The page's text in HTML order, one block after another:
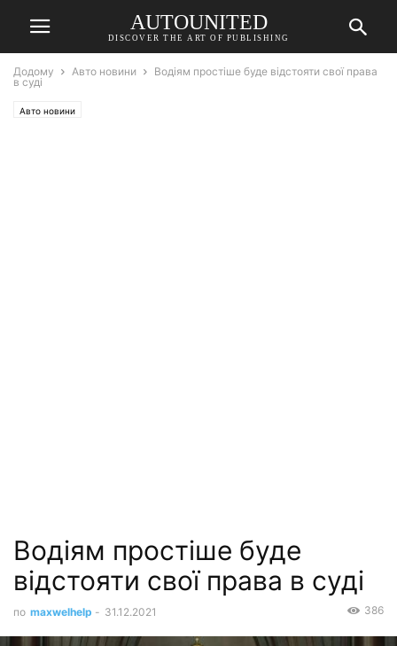
AUTOUNITED
DISCOVER THE ART OF PUBLISHING
Додому Авто новини
Водіям простіше буде відстояти свої права
в суді
Авто новини
Водіям простіше буде
відстояти свої права в суді
по maxwelhelp - 31.12.2021 386